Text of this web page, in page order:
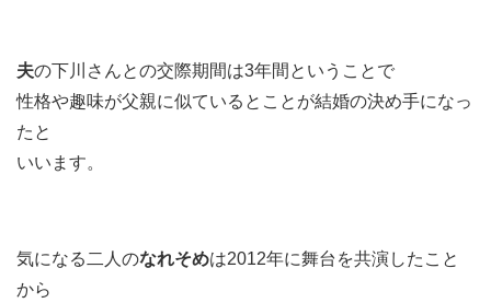
夫の下川さんとの交際期間は3年間ということで
性格や趣味が父親に似ているとことが結婚の決め手になっ
たと
いいます。
気になる二人のなれそめは2012年に舞台を共演したこと
から